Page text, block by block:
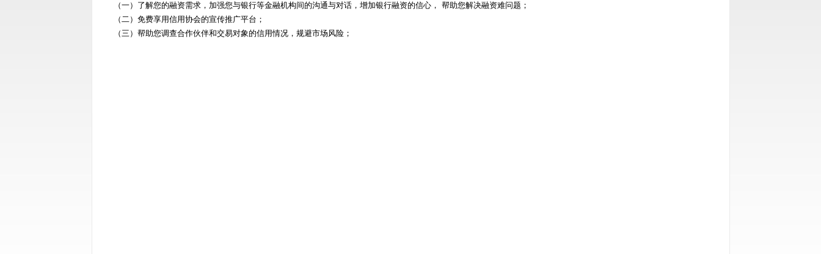
（一）了解您的融资需求，加强您与银行等金融机构间的沟通与对话，增加银行融资的信心， 帮助您解决融资难问题；
（二）免费享用信用协会的宣传推广平台；
（三）帮助您调查合作伙伴和交易对象的信用情况，规避市场风险；